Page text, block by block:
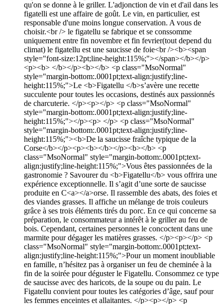
qu'on se donne à le griller. L'adjonction de vin et d'ail dans les
figatelli est une affaire de goût. Le vin, en particulier, est
responsable d'une moins longue conservation. A vous de
choisir.<br /> le figatellu se fabrique et se conssomme
uniquement entre fin novembre et fin fevrier(tout depend du
climat) le figatellu est une saucisse de foie<br /><b><span
style="font-size:12pt;line-height:115%;"></span></b></p>
<p><b> </b></p><b></b> <p class="MsoNormal"
style="margin-bottom:.0001pt;text-align:justify;line-
height:115%;">Le <b>Figatellu </b>s’avère une recette
succulente pour toutes les occasions, destinés aux passionnés
de charcuterie. </p><p></p> <p class="MsoNormal"
style="margin-bottom:.0001pt;text-align:justify;line-
height:115%;"></p><p> </p> <p class="MsoNormal"
style="margin-bottom:.0001pt;text-align:justify;line-
height:115%;"><b>De la saucisse fraîche typique de la
Corse</b></p><p><b></b></p><b></b> <p
class="MsoNormal" style="margin-bottom:.0001pt;text-
align:justify;line-height:115%;">Vous êtes passionnées de la
gastronomie ? Savourer du <b>Figatellu</b> vous offrira une
expérience exceptionnelle. Il s’agit d’une sorte de saucisse
produite en C<a></a>orse. Il rassemble des abats, des foies et
des viandes grasses. Il affiche un mélange de trois couleurs
grâce à ses trois éléments tirés du porc. En ce qui concerne sa
préparation, le consommateur a intérêt à le griller au feu de
bois. Cependant, certaines personnes le concoctent dans une
marmite pour dégager les matières grasses. </p><p></p> <p
class="MsoNormal" style="margin-bottom:.0001pt;text-
align:justify;line-height:115%;">Pour un moment inoubliable
en famille, n’hésitez pas à organiser un feu de cheminée à la
fin de la soirée pour déguster le Figatellu. Consommez ce type
de saucisse avec des haricots, de la soupe ou du pain. Le
Figatellu convient pour toutes les catégories d’âge, sauf pour
les femmes enceintes et allaitantes. </p><p></p> <p